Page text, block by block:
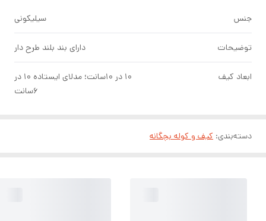
جنس سیلیکونی
توضیحات دارای بند بلند طرح دار
ابعاد کیف
۱۰ در ۱۰سانت؛ مدلای ایستاده ۱۰ در
۶سانت
دسته‌بندی: کیف و کوله بچگانه